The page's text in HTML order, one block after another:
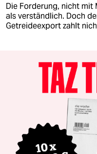
Die Forderung, nicht mit
als verständlich. Doch
Getreideexport zahlt